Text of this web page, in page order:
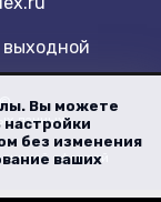
выходной
данных
офертой
Вы можете
без изменения
ваших